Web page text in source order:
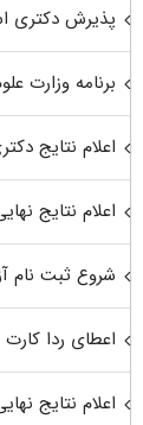
پذیرش دکتری
برنامه وزارت
اعلام نتایج
اعلام نتایج نهایی
شروع ثبت نام
اعطای ردا کارت
اعلام نتایج